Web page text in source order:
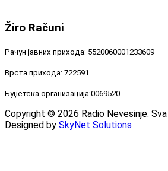
Žiro Računi
Рачун јавних прихода: 5520060001233609
Врста прихода: 722591
Буџетска организација:0069520
Copyright © 2026 Radio Nevesinje. Sva
Designed by SkyNet Solutions